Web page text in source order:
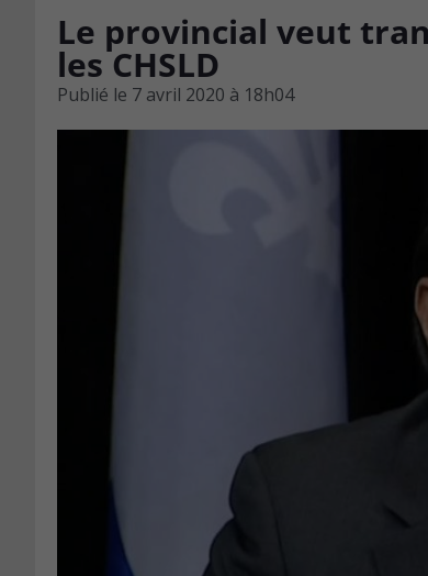
Le provincial veut
les CHSLD
Publié le 7 avril 2020 à 18h04